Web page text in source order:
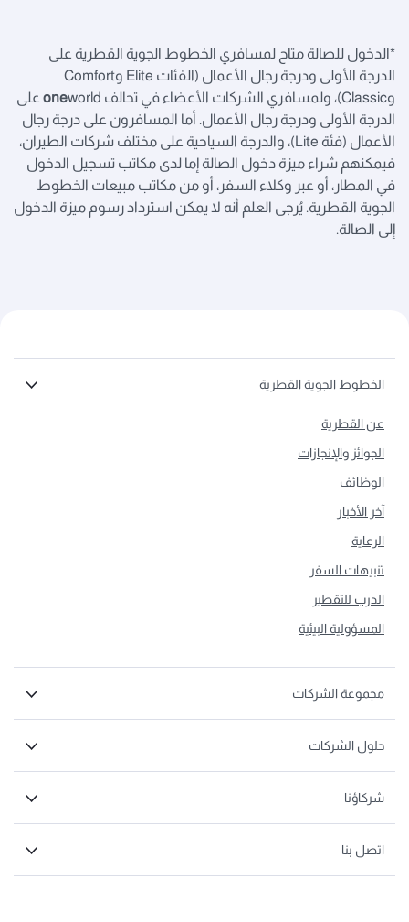
*الدخول للصالة متاح لمسافري الخطوط الجوية القطرية على
الدرجة الأولى ودرجة رجال الأعمال (الفئات Elite وComfort
وClassic)، ولمسافري الشركات الأعضاء في تحالف
one world على
الدرجة الأولى ودرجة رجال الأعمال. أما المسافرون على درجة رجال
الأعمال (فئة Lite)، والدرجة السياحية على مختلف شركات الطيران،
فيمكنهم شراء ميزة دخول الصالة إما لدى مكاتب تسجيل الدخول
في المطار، أو عبر وكلاء السفر، أو من مكاتب مبيعات الخطوط
الجوية القطرية. يُرجى العلم أنه لا يمكن استرداد رسوم ميزة الدخول
إلى الصالة.
الخطوط الجوية القطرية
عن القطرية
الجوائز والإنجازات
الوظائف
آخر الأخبار
الرعاية
تنبيهات السفر
الدرب للتقطير
المسؤولية البيئية
مجموعة الشركات
حلول الشركات
شركاؤنا
اتصل بنا